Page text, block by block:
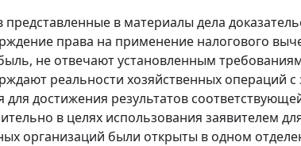
в материалы дела
права на применение налогового
не отвечают установленным
реальности хозяйственных операций
для достижения результатов
в целях использования заявителем
организаций были открыты в одном